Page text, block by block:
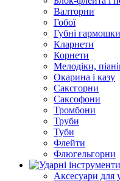
Валторни
Гобої
Губні гармошки
Кларнети
Корнети
Мелодіки,
Окарина і казу
Саксгорни
Саксофони
Тромбони
Труби
Туби
Флейти
Флюгельгорни
Аксесуари для